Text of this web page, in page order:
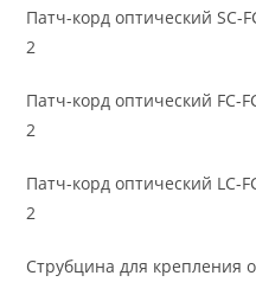
Патч-корд оптический SC-
2
Патч-корд оптический FC-
2
Патч-корд оптический LC-
2
Струбцина для крепления